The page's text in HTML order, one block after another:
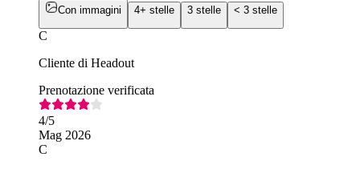
Con immagini 4+ stelle 3 stelle < 3 stelle
C
Cliente di Headout
Prenotazione verificata
4/5
Mag 2026
C